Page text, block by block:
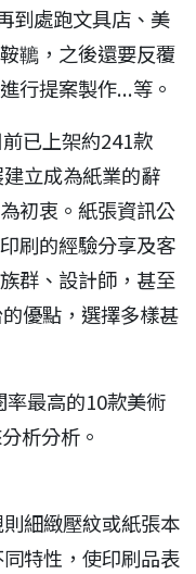
到處跑文具店、美
韀，之後還要反覆
行提案製作...等。
已上架約241款
立成為紙業的辭
初衷。紙張資訊公
刷的經驗分享及客
群、設計師，甚至
優點，選擇多樣甚
率最高的10款美術
析分析。
細緻壓紋或紙張本
特性，使印刷品表